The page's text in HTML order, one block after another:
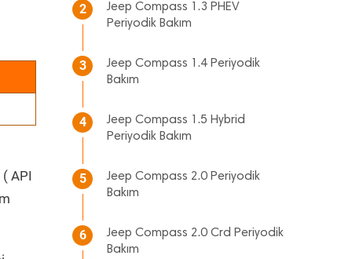
API
2
Jeep Compass 1.3 PHEV
Periyodik Bakım
3
Jeep Compass 1.4 Periyodik
Bakım
4
Jeep Compass 1.5 Hybrid
Periyodik Bakım
5
Jeep Compass 2.0 Periyodik
Bakım
6
Jeep Compass 2.0 Crd Periyodik
Bakım